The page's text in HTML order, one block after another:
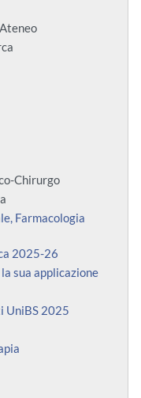
Chirurgo
Farmacologia
2025-26
sua applicazione
UniBS 2025